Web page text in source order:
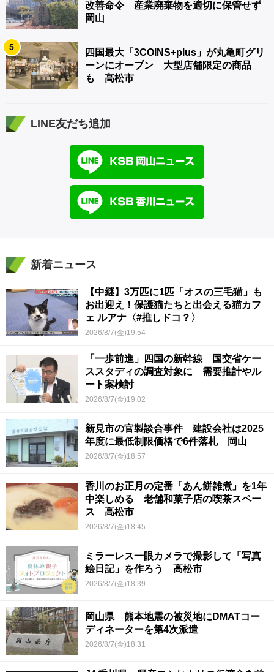
改善命令 産業廃棄物を適切に保管せず
岡山
5
四国最大「3COINS+plus」が丸亀町グリ
ーンにオープン 大型店舗限定の商品
も 高松市
LINE友だち追加
新着ニュース
【中継】3万匹に1匹「オスの三毛猫」も
お出迎え！保護猫たちと出会える猫カフ
ェ ルアナ〈#推しドコ？〉
2026/8/7(金)19:54
「一歩前進」四国の新幹線 国交省ケー
ススタディの調査対象に 需要推計やル
ート案検討
2026/8/7(金)19:02
新見市の官製談合事件 建設会社は2025
年度に最低制限価格で6件落札 岡山
2026/8/7(金)18:57
香川のお正月の定番「あん餅雑煮」を1年
中楽しめる 老舗和菓子店の喫茶スペー
ス 高松市
2026/8/7(金)18:45
ミラーレス一眼カメラで撮影して「写真
絵日記」を作ろう 高松市
2026/8/7(金)18:39
岡山県 熊本地震の被災地にDMATコー
ディネーターを第4次派遣
2026/8/7(金)18:31